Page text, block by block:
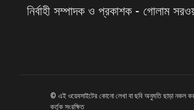
নির্বাহী সম্পাদক ও প্রকাশক - গোলাম
© এই ওয়েবসাইটের কোনো লেখা বা ছবি অনুমতি ছাড়া নকল
কর্তৃক সংরক্ষিত